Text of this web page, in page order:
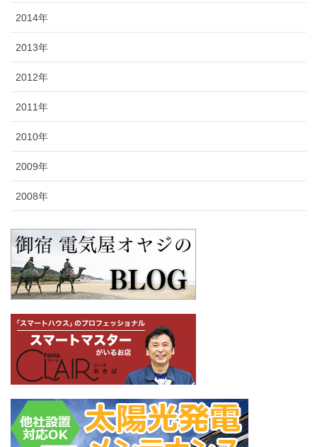
2014年
2013年
2012年
2011年
2010年
2009年
2008年